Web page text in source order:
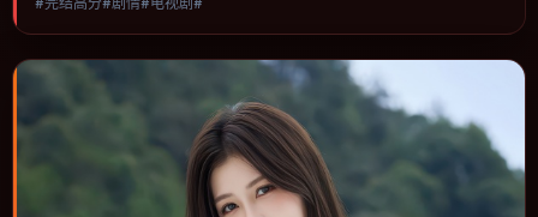
奏与视听语言统一，可作为休闲观影或类型片补片的选择。